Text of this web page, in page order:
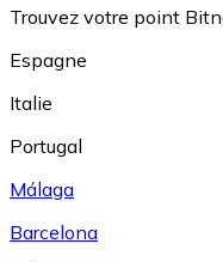
Trouvez votre point
Espagne
Italie
Portugal
Málaga
Barcelona